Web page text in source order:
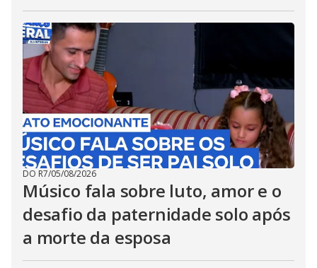
DO R7/05/08/2026
Músico fala sobre luto, amor e o
desafio da paternidade solo após
a morte da esposa